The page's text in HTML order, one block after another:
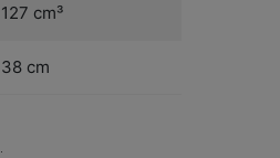
127 cm³
38 cm